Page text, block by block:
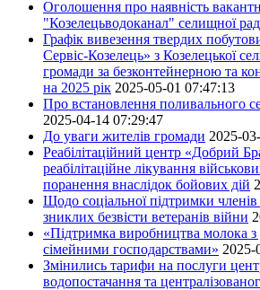
Оголошення про наявність
"Козелецьводоканал" селищної
Графік вивезення твердих
Сервіс-Козелець» з Козелецької
громади за безконтейнерною та
на 2025 рік 2025-05-01 07:47:13
Про встановлення поливального
2025-04-14 07:29:47
До уваги жителів громади 2025-
Реабілітаційний центр «Добрий
реабілітаційне лікування
поранення внаслідок бойових дій
Щодо соціальної підтримки
зниклих безвісти ветеранів війни
«Підтримка виробництва молока
сімейними господарствами» 2025-
Змінились тарифи на послуги
водопостачання та